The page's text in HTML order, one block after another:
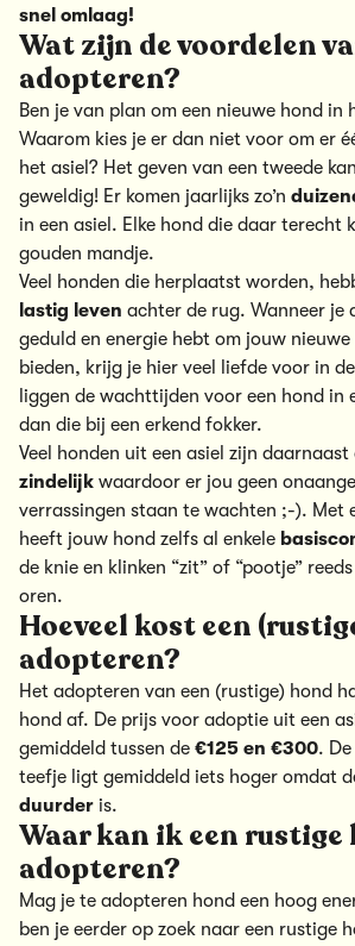
snel omlaag!
Wat zijn de voordelen
adopteren?
Ben je van plan om een nieuwe hond in
Waarom kies je er dan niet voor om er
het asiel? Het geven van een tweede
geweldig! Er komen jaarlijks zo’n
in een asiel. Elke hond die daar terecht
gouden mandje.
Veel honden die herplaatst worden,
lastig leven achter de rug. Wanneer je
geduld en energie hebt om jouw nieuwe
bieden, krijg je hier veel liefde voor in
liggen de wachttijden voor een hond in
dan die bij een erkend fokker.
Veel honden uit een asiel zijn daarnaast
zindelijk waardoor er jou geen
verrassingen staan te wachten ;-). Met
heeft jouw hond zelfs al enkele
de knie en klinken “zit” of “pootje”
oren.
Hoeveel kost een
adopteren?
Het adopteren van een (rustige) hond
hond af. De prijs voor adoptie uit een
gemiddeld tussen de €125 en €300.
teefje ligt gemiddeld iets hoger omdat
duurder is.
Waar kan ik een rustige
adopteren?
Mag je te adopteren hond een hoog
ben je eerder op zoek naar een rustige